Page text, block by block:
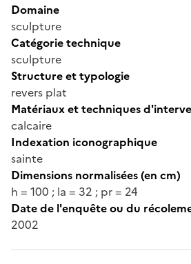
Domaine
sculpture
Catégorie technique
sculpture
Structure et typologie
revers plat
Matériaux et techniques
calcaire
Indexation iconographique
sainte
Dimensions normalisées (en cm)
h = 100 ; la = 32 ; pr = 24
Date de l'enquête ou du
2002